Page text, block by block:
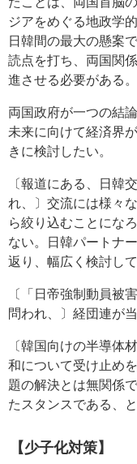
ジアをめぐる地政学
日韓間の最大の懸案
読点を打ち、両国関
進させる必要がある。
両国政府が一つの結
未来に向けて経済界
きに検討したい。
〔報道にある、日韓
れ、〕交流には様々
ら絞り込むことにな
ない。日韓パートナ
返り、幅広く検討して
〔「日帝強制動員被
問われ、〕経団連が
〔韓国向けの半導体
和について受け止め
題の解決とは無関係
たスタンスである、
【少子化対策】